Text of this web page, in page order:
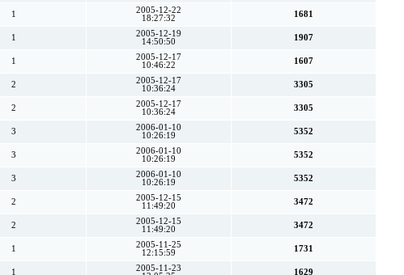
1
2005-12-22
18:27:32
1681
1
2005-12-19
14:50:50
1907
1
2005-12-17
10:46:22
1607
2
2005-12-17
10:36:24
3305
2
2005-12-17
10:36:24
3305
3
2006-01-10
10:26:19
5352
3
2006-01-10
10:26:19
5352
3
2006-01-10
10:26:19
5352
2
2005-12-15
11:49:20
3472
2
2005-12-15
11:49:20
3472
1
2005-11-25
12:15:59
1731
1
2005-11-23
1629